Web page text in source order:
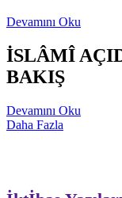
Devamını Oku
İSLÂMÎ
BAKIŞ
Devamını Oku
Daha Fazla